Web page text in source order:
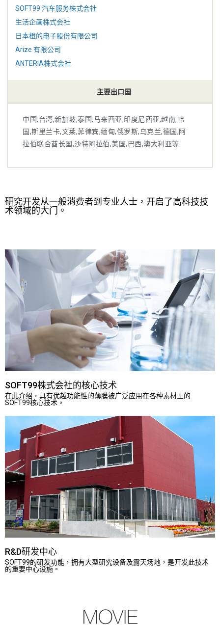
SOFT99 汽车服务株式会社
生活企画株式会社
日本橙的电子股份有限公司
Arize 有限公司
ANTERIA株式会社
主要出口国
中国,台湾,新加坡,泰国,马来西亚,印度尼西亚,越南,韩
国,斯里兰卡,文莱,菲律宾,缅甸,俄罗斯,乌克兰,德国,阿
拉伯联合酋长国,沙特阿拉伯,美国,巴西,澳大利亚等
研究开发从一般消费者到专业人士，开启了高科技技
术领域的大门。
SOFT99株式会社的核心技术
在此介绍，具有优越功能性的薄膜被广泛应用在各种素材上的
SOFT99核心技术。
R&D研发中心
SOFT99的研发功能，拥有大型研究设备及露天场地，是开发此技术
的重要中心设施。